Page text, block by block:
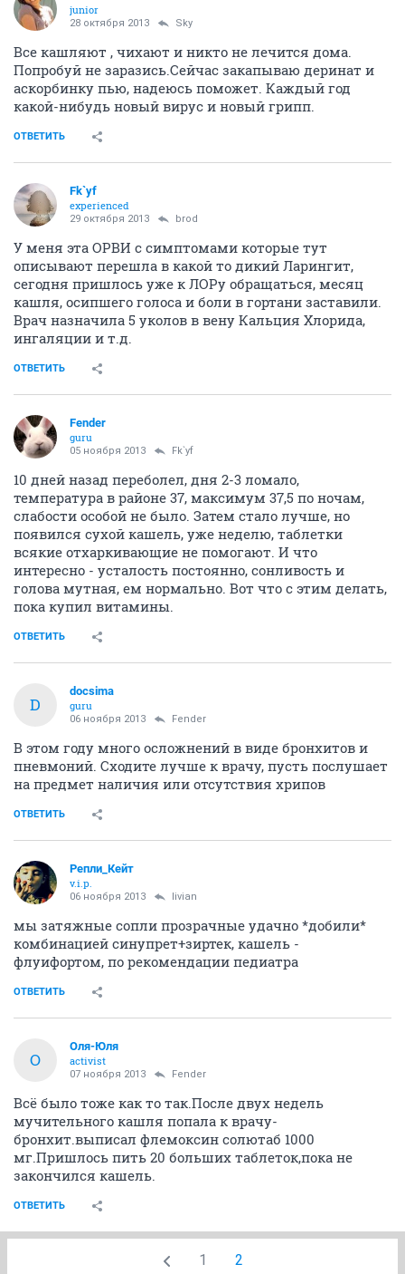
junior
28 октября 2013 Sky
Все кашляют , чихают и никто не лечится дома.
Попробуй не заразись.Сейчас закапываю деринат и
аскорбинку пью, надеюсь поможет. Каждый год
какой-нибудь новый вирус и новый грипп.
ОТВЕТИТЬ
Fk`yf
experienced
29 октября 2013 brod
У меня эта ОРВИ с симптомами которые тут
описывают перешла в какой то дикий Ларингит,
сегодня пришлось уже к ЛОРу обращаться, месяц
кашля, осипшего голоса и боли в гортани заставили.
Врач назначила 5 уколов в вену Кальция Хлорида,
ингаляции и т.д.
ОТВЕТИТЬ
Fender
guru
05 ноября 2013 Fk`yf
10 дней назад переболел, дня 2-3 ломало,
температура в районе 37, максимум 37,5 по ночам,
слабости особой не было. Затем стало лучше, но
появился сухой кашель, уже неделю, таблетки
всякие отхаркивающие не помогают. И что
интересно - усталость постоянно, сонливость и
голова мутная, ем нормально. Вот что с этим делать,
пока купил витамины.
ОТВЕТИТЬ
D
docsima
guru
06 ноября 2013 Fender
В этом году много осложнений в виде бронхитов и
пневмоний. Сходите лучше к врачу, пусть послушает
на предмет наличия или отсутствия хрипов
ОТВЕТИТЬ
Репли_Кейт
v.i.p.
06 ноября 2013 livian
мы затяжные сопли прозрачные удачно *добили*
комбинацией синупрет+зиртек, кашель -
флуифортом, по рекомендации педиатра
ОТВЕТИТЬ
О
Оля-Юля
activist
07 ноября 2013 Fender
Всё было тоже как то так.После двух недель
мучительного кашля попала к врачу-
бронхит.выписал флемоксин солютаб 1000
мг.Пришлось пить 20 больших таблеток,пока не
закончился кашель.
ОТВЕТИТЬ
1 2